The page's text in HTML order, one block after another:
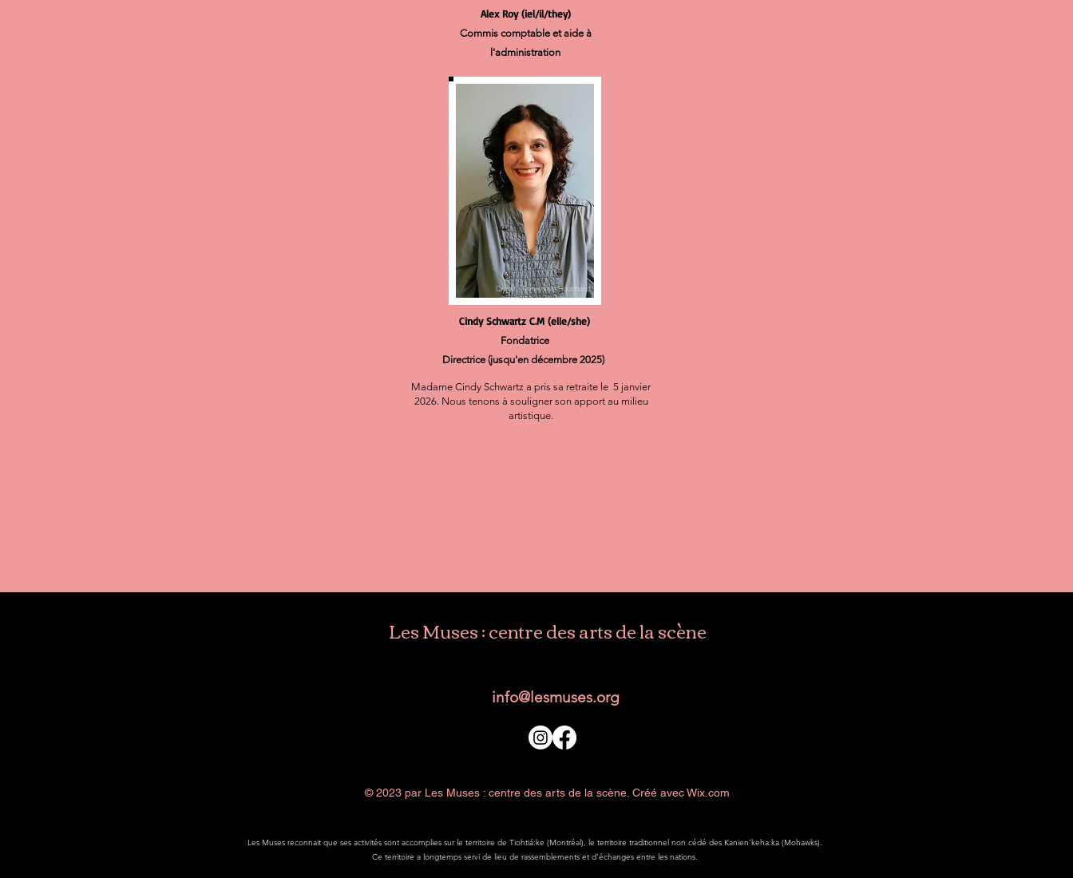
Alex Roy (iel/il/they)
Commis comptable et aide à
l'administration
Crédit : Geneviève Bouchard
Cindy Schwartz C.M (elle/she)
Fondatrice
Directrice (jusqu'en décembre 2025)
Madame Cindy Schwartz a pris sa retraite le 5 janvier
2026. Nous tenons à souligner son apport au milieu
artistique.
Les Muses : centre des arts de la scène
info@lesmuses.org
© 2023 par Les Muses : centre des arts de la scène. Créé avec Wix.com
Les Muses reconnait que ses activités sont accomplies sur le territoire de Tiohtiá:ke (Montréal), le territoire traditionnel non cédé des Kanien’keha:ka (Mohawks).
Ce territoire a longtemps servi de lieu de rassemblements et d’échanges entre les nations.